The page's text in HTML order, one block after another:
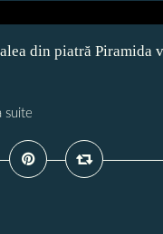
din piatră Piramida
suite